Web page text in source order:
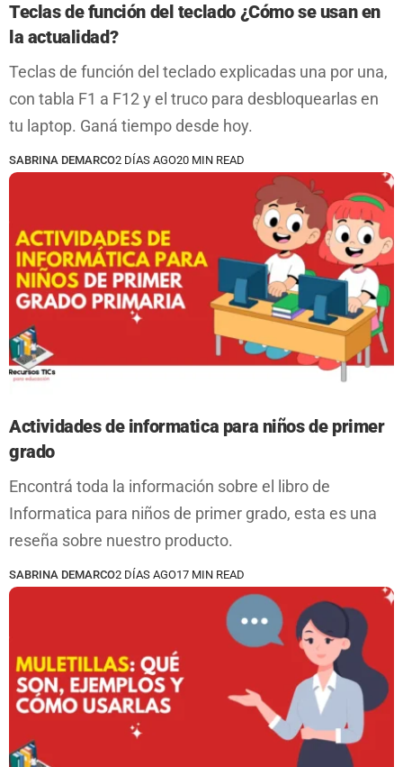
Teclas de función del teclado ¿Cómo se usan en
la actualidad?
Teclas de función del teclado explicadas una por una,
con tabla F1 a F12 y el truco para desbloquearlas en
tu laptop. Ganá tiempo desde hoy.
SABRINA DEMARCO2 DÍAS AGO20 MIN READ
Actividades de informatica para niños de primer
grado
Encontrá toda la información sobre el libro de
Informatica para niños de primer grado, esta es una
reseña sobre nuestro producto.
SABRINA DEMARCO2 DÍAS AGO17 MIN READ